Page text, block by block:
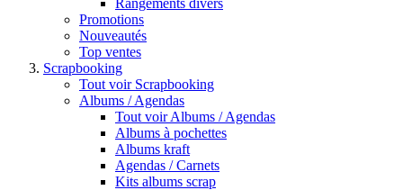
Rangements divers
Promotions
Nouveautés
Top ventes
Scrapbooking
Tout voir Scrapbooking
Albums / Agendas
Tout voir Albums / Agendas
Albums à pochettes
Albums kraft
Agendas / Carnets
Kits albums scrap